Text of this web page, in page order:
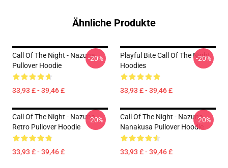
Ähnliche Produkte
Call Of The Night - Nazuna
Pullover Hoodie
33,93 £ - 39,46 £
-20%
Playful Bite Call Of The Night
Hoodies
33,93 £ - 39,46 £
-20%
Call Of The Night - Nazuna
Retro Pullover Hoodie
33,93 £ - 39,46 £
-20%
Call Of The Night - Nazuna
Nanakusa Pullover Hoodie
33,93 £ - 39,46 £
-20%